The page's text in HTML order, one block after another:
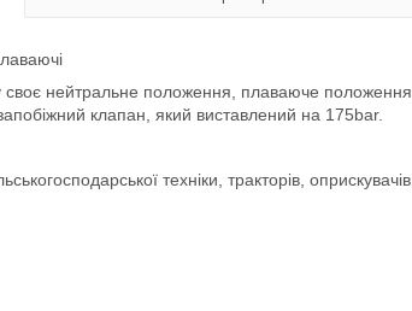
своє нейтральне положення, плаваюче
клапан, який виставлений на 175bar.
техніки, тракторів,